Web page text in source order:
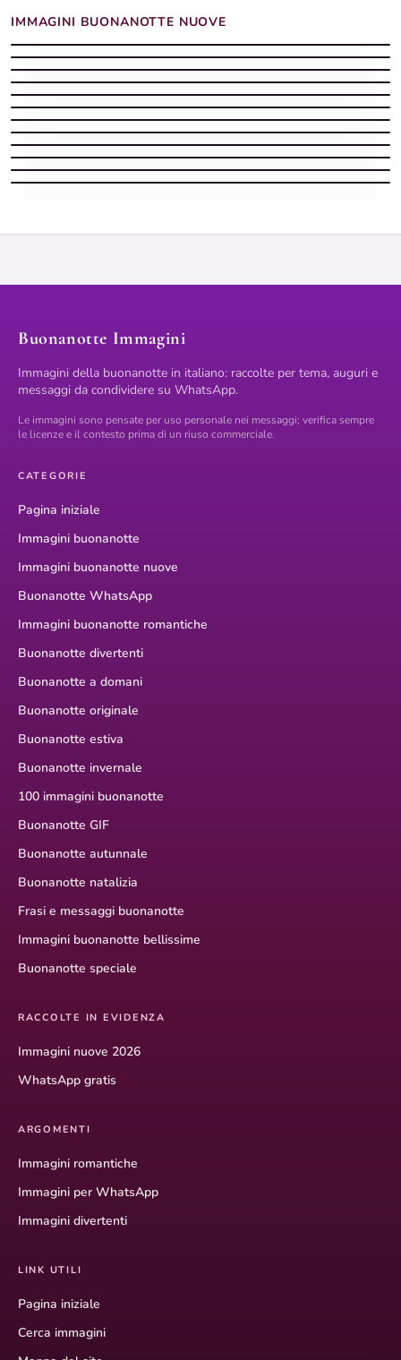
IMMAGINI BUONANOTTE NUOVE
Buonanotte nuove con sera nuova
Buonanotte nuove con augurio fresco
Buonanotte nuove con cuore nuovo
Buonanotte nuove con stelle fresche
Buonanotte nuove con luna nuova
Buonanotte nuove con cielo stellato
Buonanotte nuove con sogni nuovi
Buonanotte nuove con notte moderna
Buonanotte nuove con stelle novità
Buonanotte nuove con luna serena
Buonanotte nuove con alba vicina
Buonanotte Immagini
Immagini della buonanotte in italiano: raccolte per tema, auguri e
messaggi da condividere su WhatsApp.
Le immagini sono pensate per uso personale nei messaggi; verifica sempre
le licenze e il contesto prima di un riuso commerciale.
CATEGORIE
Pagina iniziale
Immagini buonanotte
Immagini buonanotte nuove
Buonanotte WhatsApp
Immagini buonanotte romantiche
Buonanotte divertenti
Buonanotte a domani
Buonanotte originale
Buonanotte estiva
Buonanotte invernale
100 immagini buonanotte
Buonanotte GIF
Buonanotte autunnale
Buonanotte natalizia
Frasi e messaggi buonanotte
Immagini buonanotte bellissime
Buonanotte speciale
RACCOLTE IN EVIDENZA
Immagini nuove 2026
WhatsApp gratis
ARGOMENTI
Immagini romantiche
Immagini per WhatsApp
Immagini divertenti
LINK UTILI
Pagina iniziale
Cerca immagini